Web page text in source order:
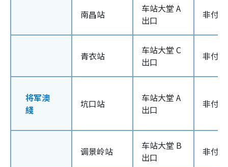
南昌站
车站大堂 A
出口
非付
青衣站
车站大堂 C
出口
非付
将军澳
綫
坑口站
车站大堂 A
出口
非付
调景岭站
车站大堂 B
出口
非付